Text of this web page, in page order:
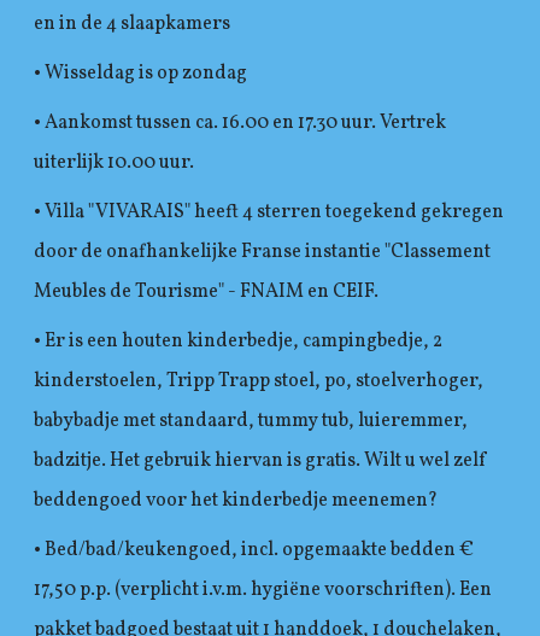
en in de 4 slaapkamers
• Wisseldag is op zondag
• Aankomst tussen ca. 16.00 en 17.30 uur. Vertrek
uiterlijk 10.00 uur.
• Villa "VIVARAIS" heeft 4 sterren toegekend gekregen
door de onafhankelijke Franse instantie "Classement
Meubles de Tourisme" - FNAIM en CEIF.
• Er is een houten kinderbedje, campingbedje, 2
kinderstoelen, Tripp Trapp stoel, po, stoelverhoger,
babybadje met standaard, tummy tub, luieremmer,
badzitje. Het gebruik hiervan is gratis. Wilt u wel zelf
beddengoed voor het kinderbedje meenemen?
• Bed/bad/keukengoed, incl. opgemaakte bedden €
17,50 p.p. (verplicht i.v.m. hygiëne voorschriften). Een
pakket badgoed bestaat uit 1 handdoek, 1 douchelaken,